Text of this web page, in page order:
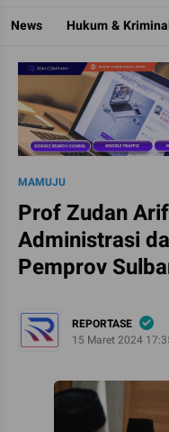
News Hukum &
MAMUJU
Prof Zudan
Administrasi
Pemprov
REPORTASE
15 Maret 2024